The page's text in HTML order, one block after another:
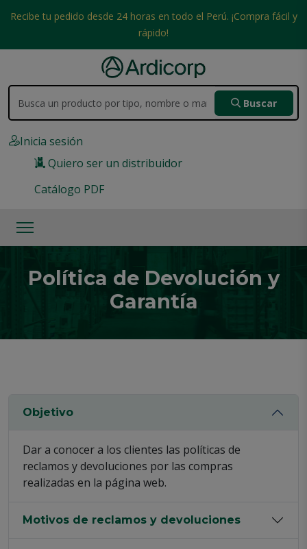
Recibe tu pedido desde 24 horas en todo el Perú. ¡Compra fácil y
rápido!
Buscar
Inicia sesión
Quiero ser un distribuidor
Catálogo PDF
Política de Devolución y
Garantía
Objetivo
Dar a conocer a los clientes las políticas de
reclamos y devoluciones por las compras
realizadas en la página web.
Motivos de reclamos y devoluciones